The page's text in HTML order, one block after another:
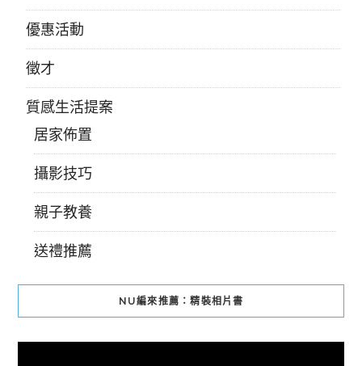
優惠活動
徵才
質感生活提案
居家佈置
攝影技巧
親子教養
送禮推薦
NU編來推薦：精裝相片書